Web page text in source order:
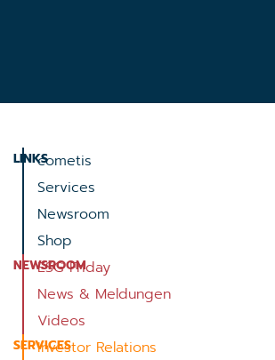
LINKScometis
Services
Newsroom
Shop
NEWSROOM
ESG Friday
News & Meldungen
Videos
SERVICES
Investor Relations